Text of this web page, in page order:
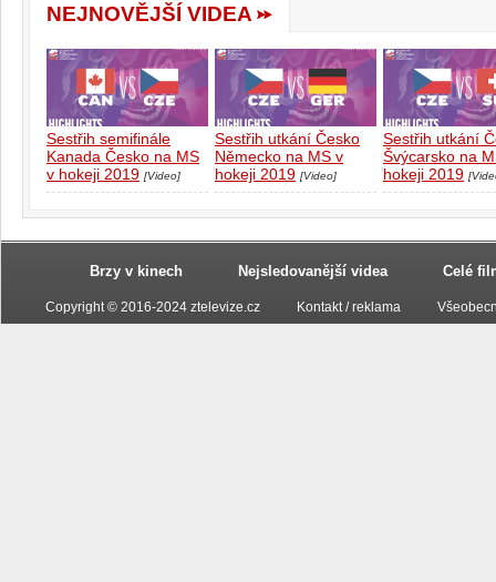
NEJNOVĚJŠÍ VIDEA
Sestřih semifinále
Kanada Česko na MS
v hokeji 2019 [Video]
Sestřih utkání Česko
Německo na MS v
hokeji 2019 [Video]
Sestřih utkání
Švýcarsko na
hokeji 2019
Brzy v kinech Nejsledovanější videa Celé
Copyright © 2016-2024 ztelevize.cz Kontakt / reklama